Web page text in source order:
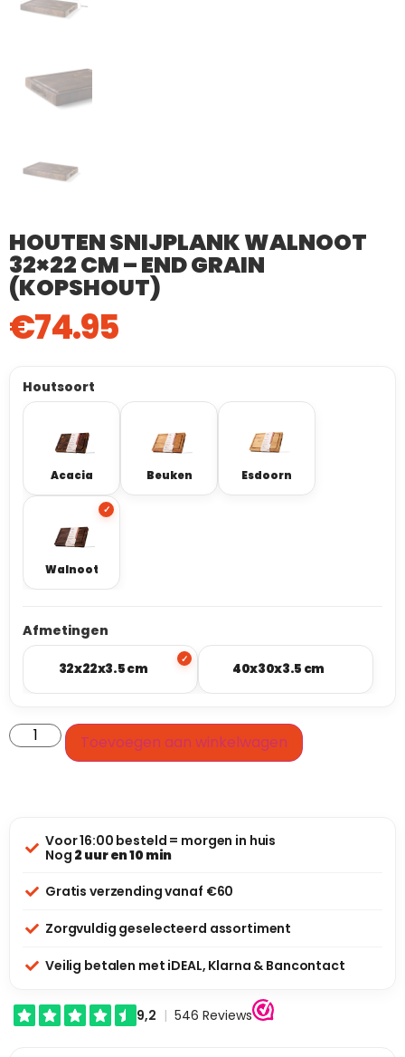
HOUTEN SNIJPLANK WALNOOT
32×22 CM – END GRAIN
(KOPSHOUT)
€74.95
Houtsoort
Acacia Beuken Esdoorn
Walnoot
Afmetingen
32x22x3.5 cm 40x30x3.5 cm
Toevoegen aan winkelwagen
Voor 16:00 besteld = morgen in huis
Nog 2 uur en 10 min
Gratis verzending vanaf €60
Zorgvuldig geselecteerd assortiment
Veilig betalen met iDEAL, Klarna & Bancontact